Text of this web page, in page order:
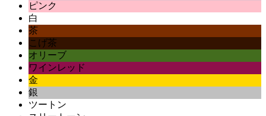
ピンク
白
茶
こげ茶
オリーブ
ワインレッド
金
銀
ツートン